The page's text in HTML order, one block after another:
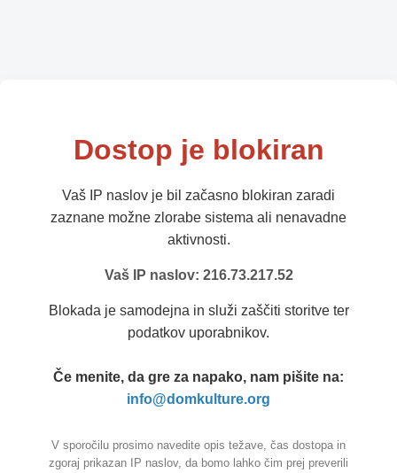
Dostop je blokiran
Vaš IP naslov je bil začasno blokiran zaradi
zaznane možne zlorabe sistema ali nenavadne
aktivnosti.
Vaš IP naslov: 216.73.217.52
Blokada je samodejna in služi zaščiti storitve ter
podatkov uporabnikov.
Če menite, da gre za napako, nam pišite na:
info@domkulture.org
V sporočilu prosimo navedite opis težave, čas dostopa in
zgoraj prikazan IP naslov, da bomo lahko čim prej preverili